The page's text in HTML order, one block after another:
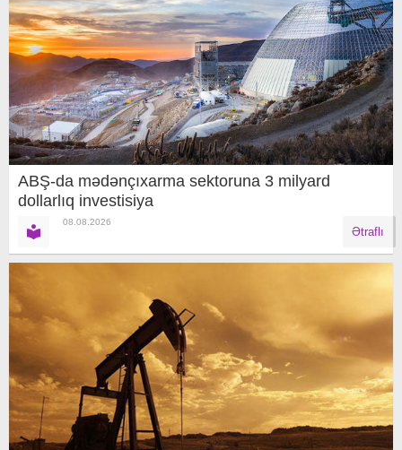
ABŞ-da mədənçıxarma sektoruna 3 milyard
dollarlıq investisiya
08.08.2026
Ətraflı